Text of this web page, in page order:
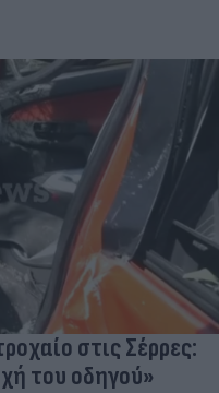
στις Σέρρες:
του οδηγού»